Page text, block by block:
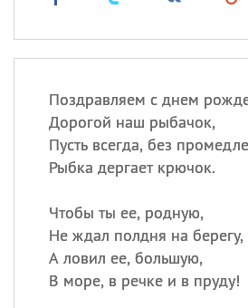
Поздравляем с днем
Дорогой наш рыбачок,
Пусть всегда, без
Рыбка дергает крючок.
Чтобы ты ее, родную,
Не ждал полдня на берегу,
А ловил ее, большую,
В море, в речке и в пруду!